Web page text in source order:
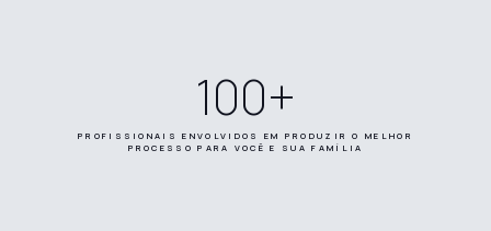
100+
PROFISSIONAIS ENVOLVIDOS EM PRODUZIR O MELHOR
PROCESSO PARA VOCÊ E SUA FAMÍLIA